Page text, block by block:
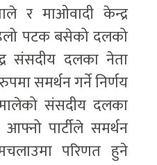
र माओवादी केन्द्र
पटक बसेको दलको
संसदीय दलका नेता
समर्थन गर्ने निर्णय
संसदीय दलका
पार्टीले समर्थन
परिणत हुने